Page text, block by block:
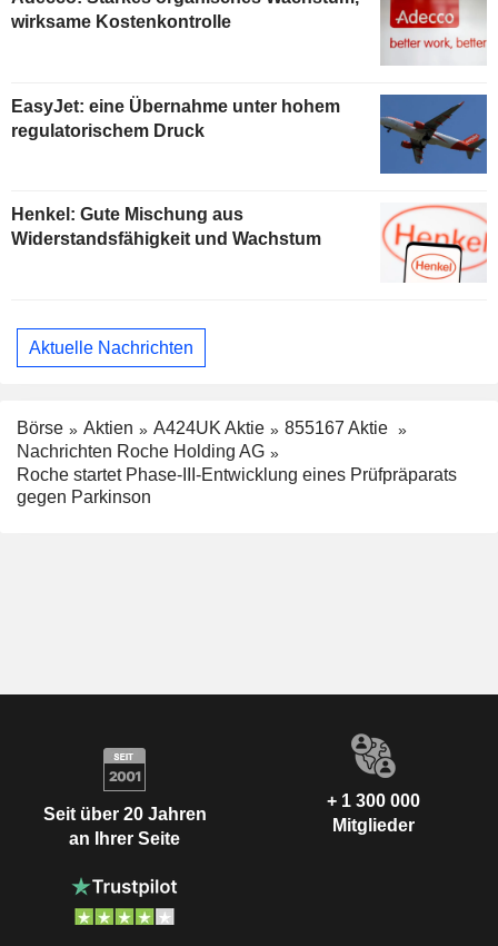
wirksame Kostenkontrolle
EasyJet: eine Übernahme unter hohem
regulatorischem Druck
Henkel: Gute Mischung aus
Widerstandsfähigkeit und Wachstum
Aktuelle Nachrichten
Börse Aktien A424UK Aktie
855167 Aktie
Nachrichten Roche Holding AG
Roche startet Phase-III-Entwicklung eines Prüfpräparats
gegen Parkinson
Seit über 20 Jahren
an Ihrer Seite
+ 1 300 000
Mitglieder